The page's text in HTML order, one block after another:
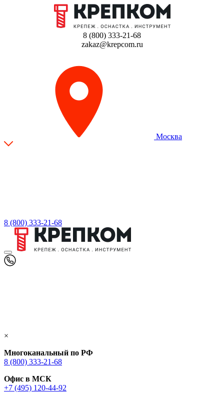
8 (800) 333-21-68
zakaz@krepcom.ru
Москва
8 (800) 333-21-68
×
Многоканальный по РФ
8 (800) 333‑21-68
Офис в МСК
+7 (495) 120-44-92